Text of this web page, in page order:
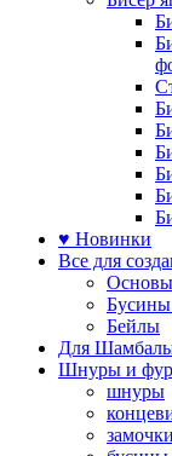
♥ Новинки
Все для
Основы
Бусины
Бейлы
Для
Шнуры и
шнуры
замочки